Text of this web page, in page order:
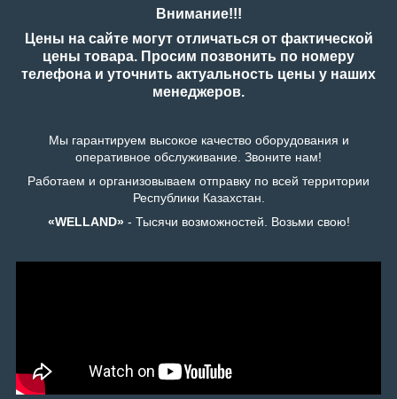
Внимание!!!
Цены на сайте могут отличаться от фактической
цены товара. Просим позвонить по номеру
телефона и уточнить актуальность цены у наших
менеджеров.
Мы гарантируем высокое качество оборудования и
оперативное обслуживание. Звоните нам!
Работаем и организовываем отправку по всей территории
Республики Казахстан.
«WELLAND»- Тысячи возможностей. Возьми свою!